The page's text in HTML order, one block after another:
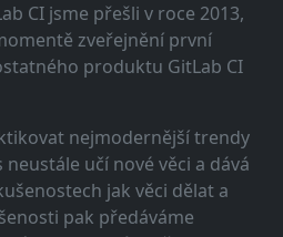
CI jsme přešli v roce 2013,
zveřejnění první
produktu GitLab CI
nejmodernější trendy
učí nové věci a dává
jak věci dělat a
pak předáváme